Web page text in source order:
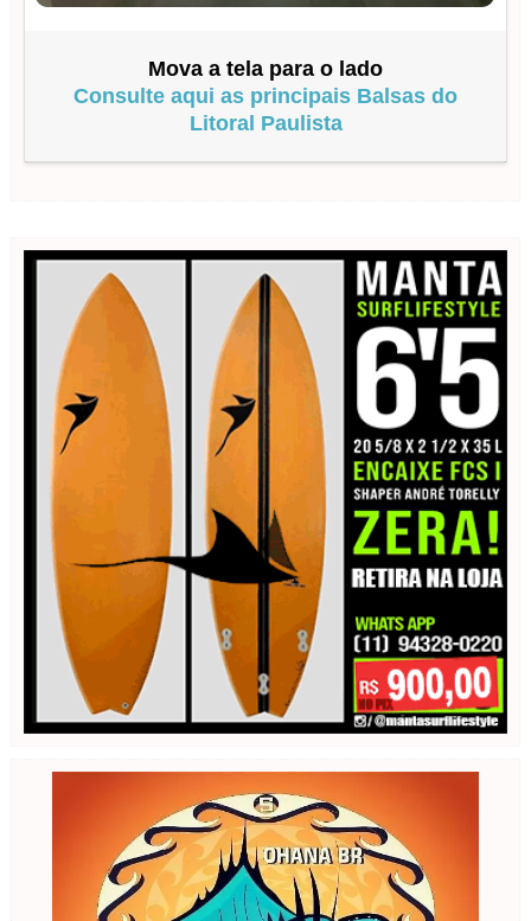
Mova a tela para o lado
Consulte aqui as principais Balsas do
Litoral Paulista